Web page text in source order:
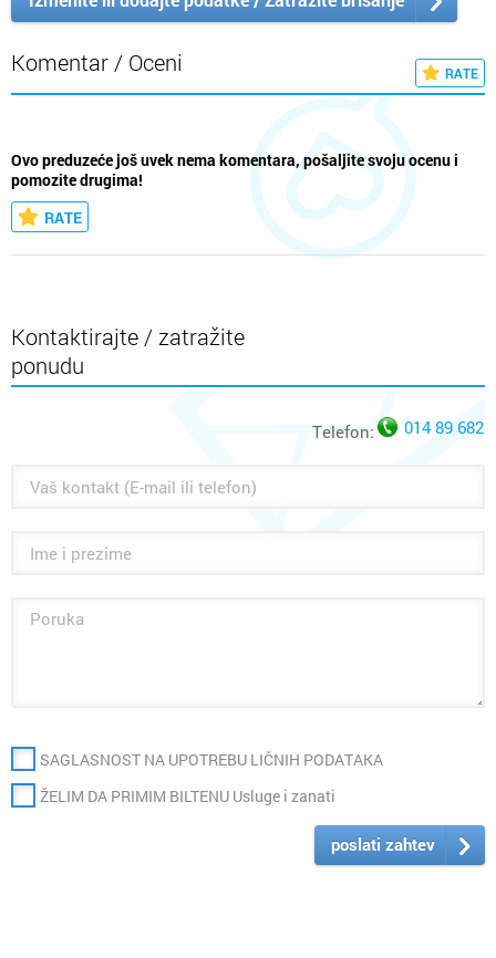
Komentar / Oceni RATE
Ovo preduzeće još uvek nema komentara, pošaljite svoju ocenu i
pomozite drugima!
RATE
Kontaktirajte / zatražite
ponudu
Telefon: 014 89 682
SAGLASNOST NA UPOTREBU LIČNIH PODATAKA
ŽELIM DA PRIMIM BILTENU Usluge i zanati
poslati zahtev